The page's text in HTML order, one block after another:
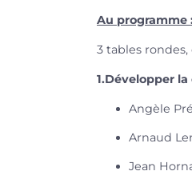
Au programme
3 tables
1.Développer
Angèle
Arnaud
Jean